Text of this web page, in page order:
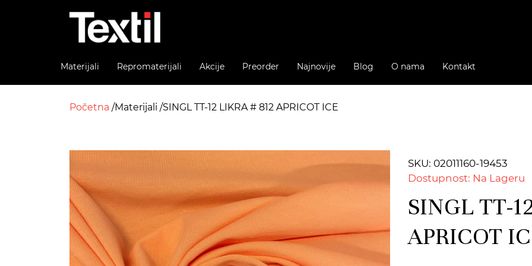
Materijali Repromaterijali Akcije Preorder Najnovije Blog O nama Kontakt
Početna Materijali SINGL TT-12 LIKRA # 812 APRICOT ICE
SKU: 02011160-19453
Dostupnost: Na Lageru
SINGL TT-
APRICOT